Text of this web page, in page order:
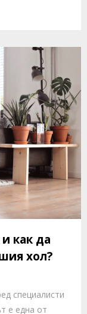
как да
хол?
специалисти
е една от